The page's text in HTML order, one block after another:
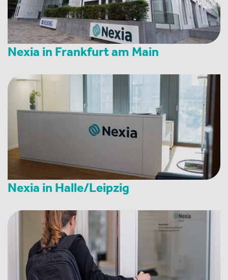
Nexia in Frankfurt am Main
Nexia in Halle/Leipzig